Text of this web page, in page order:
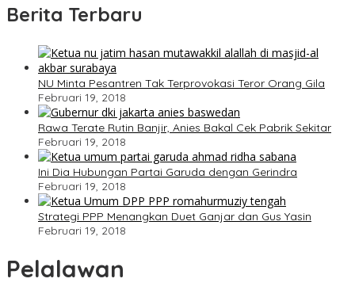
Berita Terbaru
NU Minta Pesantren Tak Terprovokasi Teror Orang Gila
Februari 19, 2018
Rawa Terate Rutin Banjir, Anies Bakal Cek Pabrik Sekitar
Februari 19, 2018
Ini Dia Hubungan Partai Garuda dengan Gerindra
Februari 19, 2018
Strategi PPP Menangkan Duet Ganjar dan Gus Yasin
Februari 19, 2018
Pelalawan